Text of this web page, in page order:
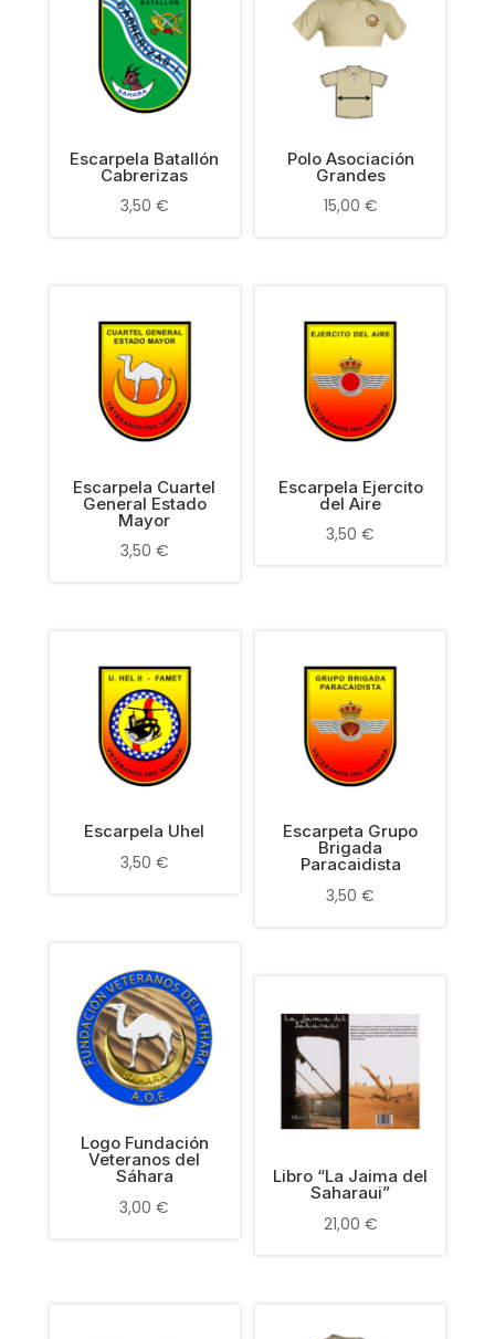
Escarpela Batallón
Cabrerizas
3,50 €
Polo Asociación
Grandes
15,00 €
Escarpela Cuartel
General Estado
Mayor
3,50 €
Escarpela Ejercito
del Aire
3,50€
Escarpela Uhel
3,50 €
Escarpeta Grupo
Brigada
Paracaidista
3,50€
Logo Fundación
Veteranos del
Sáhara
3,00€
Libro “La Jaima del
Saharaui”
21,00 €